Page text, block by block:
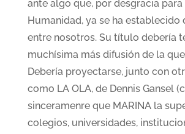
ante algo que, por desgracia para
Humanidad, ya se ha establecido
entre nosotros. Su título debería
muchísima más difusión de la
Debería proyectarse, junto con
como LA OLA, de Dennis Gansel
sinceramenre que MARINA la
colegios, universidades,